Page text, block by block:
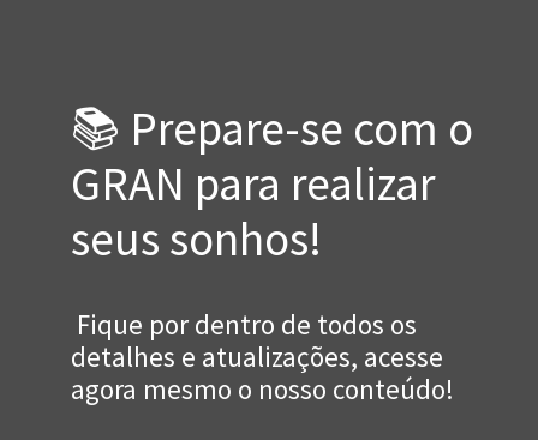
📚 Prepare-se com o
GRAN para realizar
seus sonhos!
Fique por dentro de todos os
detalhes e atualizações, acesse
agora mesmo o nosso conteúdo!